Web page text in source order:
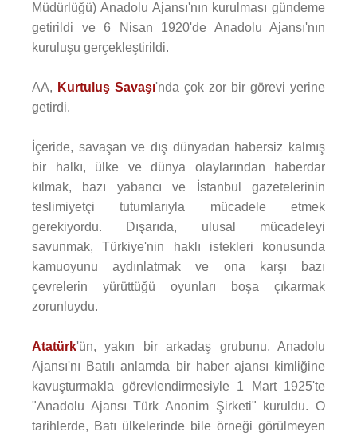
Müdürlüğü) Anadolu Ajansı'nın kurulması gündeme
getirildi ve 6 Nisan 1920'de Anadolu Ajansı'nın
kuruluşu gerçekleştirildi.
AA, Kurtuluş Savaşı'nda çok zor bir görevi yerine
getirdi.
İçeride, savaşan ve dış dünyadan habersiz kalmış
bir halkı, ülke ve dünya olaylarından haberdar
kılmak, bazı yabancı ve İstanbul gazetelerinin
teslimiyetçi tutumlarıyla mücadele etmek
gerekiyordu. Dışarıda, ulusal mücadeleyi
savunmak, Türkiye'nin haklı istekleri konusunda
kamuoyunu aydınlatmak ve ona karşı bazı
çevrelerin yürüttüğü oyunları boşa çıkarmak
zorunluydu.
Atatürk'ün, yakın bir arkadaş grubunu, Anadolu
Ajansı'nı Batılı anlamda bir haber ajansı kimliğine
kavuşturmakla görevlendirmesiyle 1 Mart 1925'te
"Anadolu Ajansı Türk Anonim Şirketi" kuruldu. O
tarihlerde, Batı ülkelerinde bile örneği görülmeyen